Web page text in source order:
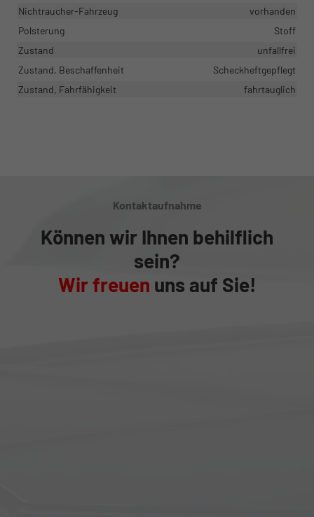
Nichtraucher-Fahrzeug
vorhanden
Polsterung
Stoff
Zustand
unfallfrei
Zustand, Beschaffenheit
Scheckheftgepflegt
Zustand, Fahrfähigkeit
fahrtauglich
Kontaktaufnahme
Können wir Ihnen behilflich
sein?
Wir freuen uns auf Sie!